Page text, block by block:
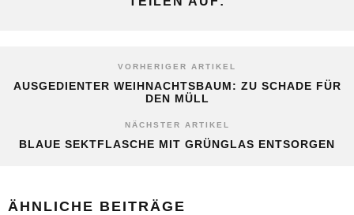
VORHERIGER ARTIKEL
AUSGEDIENTER WEIHNACHTSBAUM: ZU SCHADE FÜR
DEN MÜLL
NÄCHSTER ARTIKEL
BLAUE SEKTFLASCHE MIT GRÜNGLAS ENTSORGEN
ÄHNLICHE BEITRÄGE